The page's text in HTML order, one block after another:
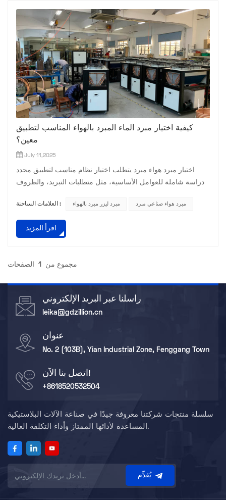
كيفية اختيار مبرد الماء المبرد بالهواء المناسب لتطبيق
معين؟
July 11,2025
اختيار مبرد هواء مبرد يتطلب اختيار نظام مناسب لتطبيق محدد
دراسة شاملة للعوامل الأساسية، مثل متطلبات التبريد، والظروف
واعتبارات رئيسية: 1. توضيح معلمات تبريد القلب مطابقة سعة
التبريد احسب سعة التبريد المطلوبة (بالكيلوواط أو حصان) بناءً
على احتياجات تبديد الحرارة للمعدات أو العملية لتجنب "القدرة
العلامات الساخنة : مبرد ليزر مبرد بالهواء مبرد هواء صناعي مبرد
اقرأ المزيد
مجموع من 1 الصفحات
راسلنا عبر البريد الإلكتروني
leika@gdzillion.cn
عنوان
No. 2 (103B), Yian Industrial Zone, Fenggang Town
اتصل بنا الآن!
+8618520532504
سلسلة منتجات شركتنا معروفة جيدًا في صناعة الآلات البلاستيكية
المساعدة لأدائها الممتاز وأداء التكلفة العالية.
يُقدِّم